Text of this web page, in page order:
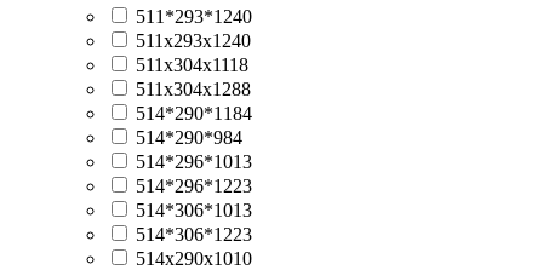
511*293*1240
511х293х1240
511х304х1118
511х304х1288
514*290*1184
514*290*984
514*296*1013
514*296*1223
514*306*1013
514*306*1223
514х290х1010